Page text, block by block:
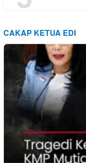
CAKAP KETUA EDI